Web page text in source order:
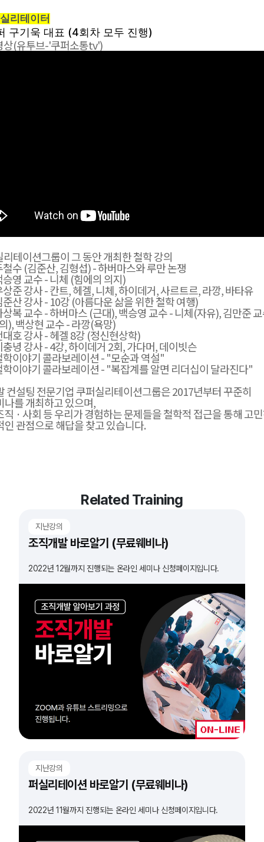
리테이터
구기욱 대표 (4회차 모두 진행)
상(유투브-'쿠퍼소통tv')
테이션그룹이 그 동안 개최한 철학 강의
수 (김준산, 김형섭) - 하버마스와 루만 논쟁
영 교수 - 니체 (힘에의 의지)
준 강사 - 칸트, 헤겔, 니체, 하이데거, 사르트르, 라깡, 바타유
산 강사 - 10강 (아름다운 삶을 위한 철학 여행)
복 교수 - 하버마스 (근대), 백승영 교수 - 니체(자유), 김만준
), 백상현 교수 - 라깡(욕망)
호 강사 - 헤겔 8강 (정신현상학)
녕 강사 - 4강, 하이데거 2회, 가다머, 데이빗슨
이야기 콜라보레이션 - "모순과 역설"
이야기 콜라보레이션 - "복잡계를 알면 리더십이 달라진다"
컨설팅 전문기업 쿠퍼실리테이션그룹은 2017년부터 꾸준히
나를 개최하고 있으며,
직 · 사회 등 우리가 경험하는 문제들을 철학적 접근을 통해 고
인 관점으로 해답을 찾고 있습니다.
Related Training
지난강의
조직개발 바로알기 (무료웨비나)
2022년 12월까지 진행되는 온라인 세미나 신청페이지입니다.
지난강의
퍼실리테이션 바로알기 (무료웨비나)
2022년 11월까지 진행되는 온라인 세미나 신청페이지입니다.